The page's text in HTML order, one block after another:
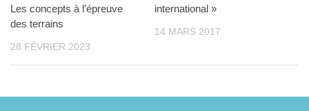
Les concepts à l’épreuve
des terrains
28 FÉVRIER 2023
international »
14 MARS 2017